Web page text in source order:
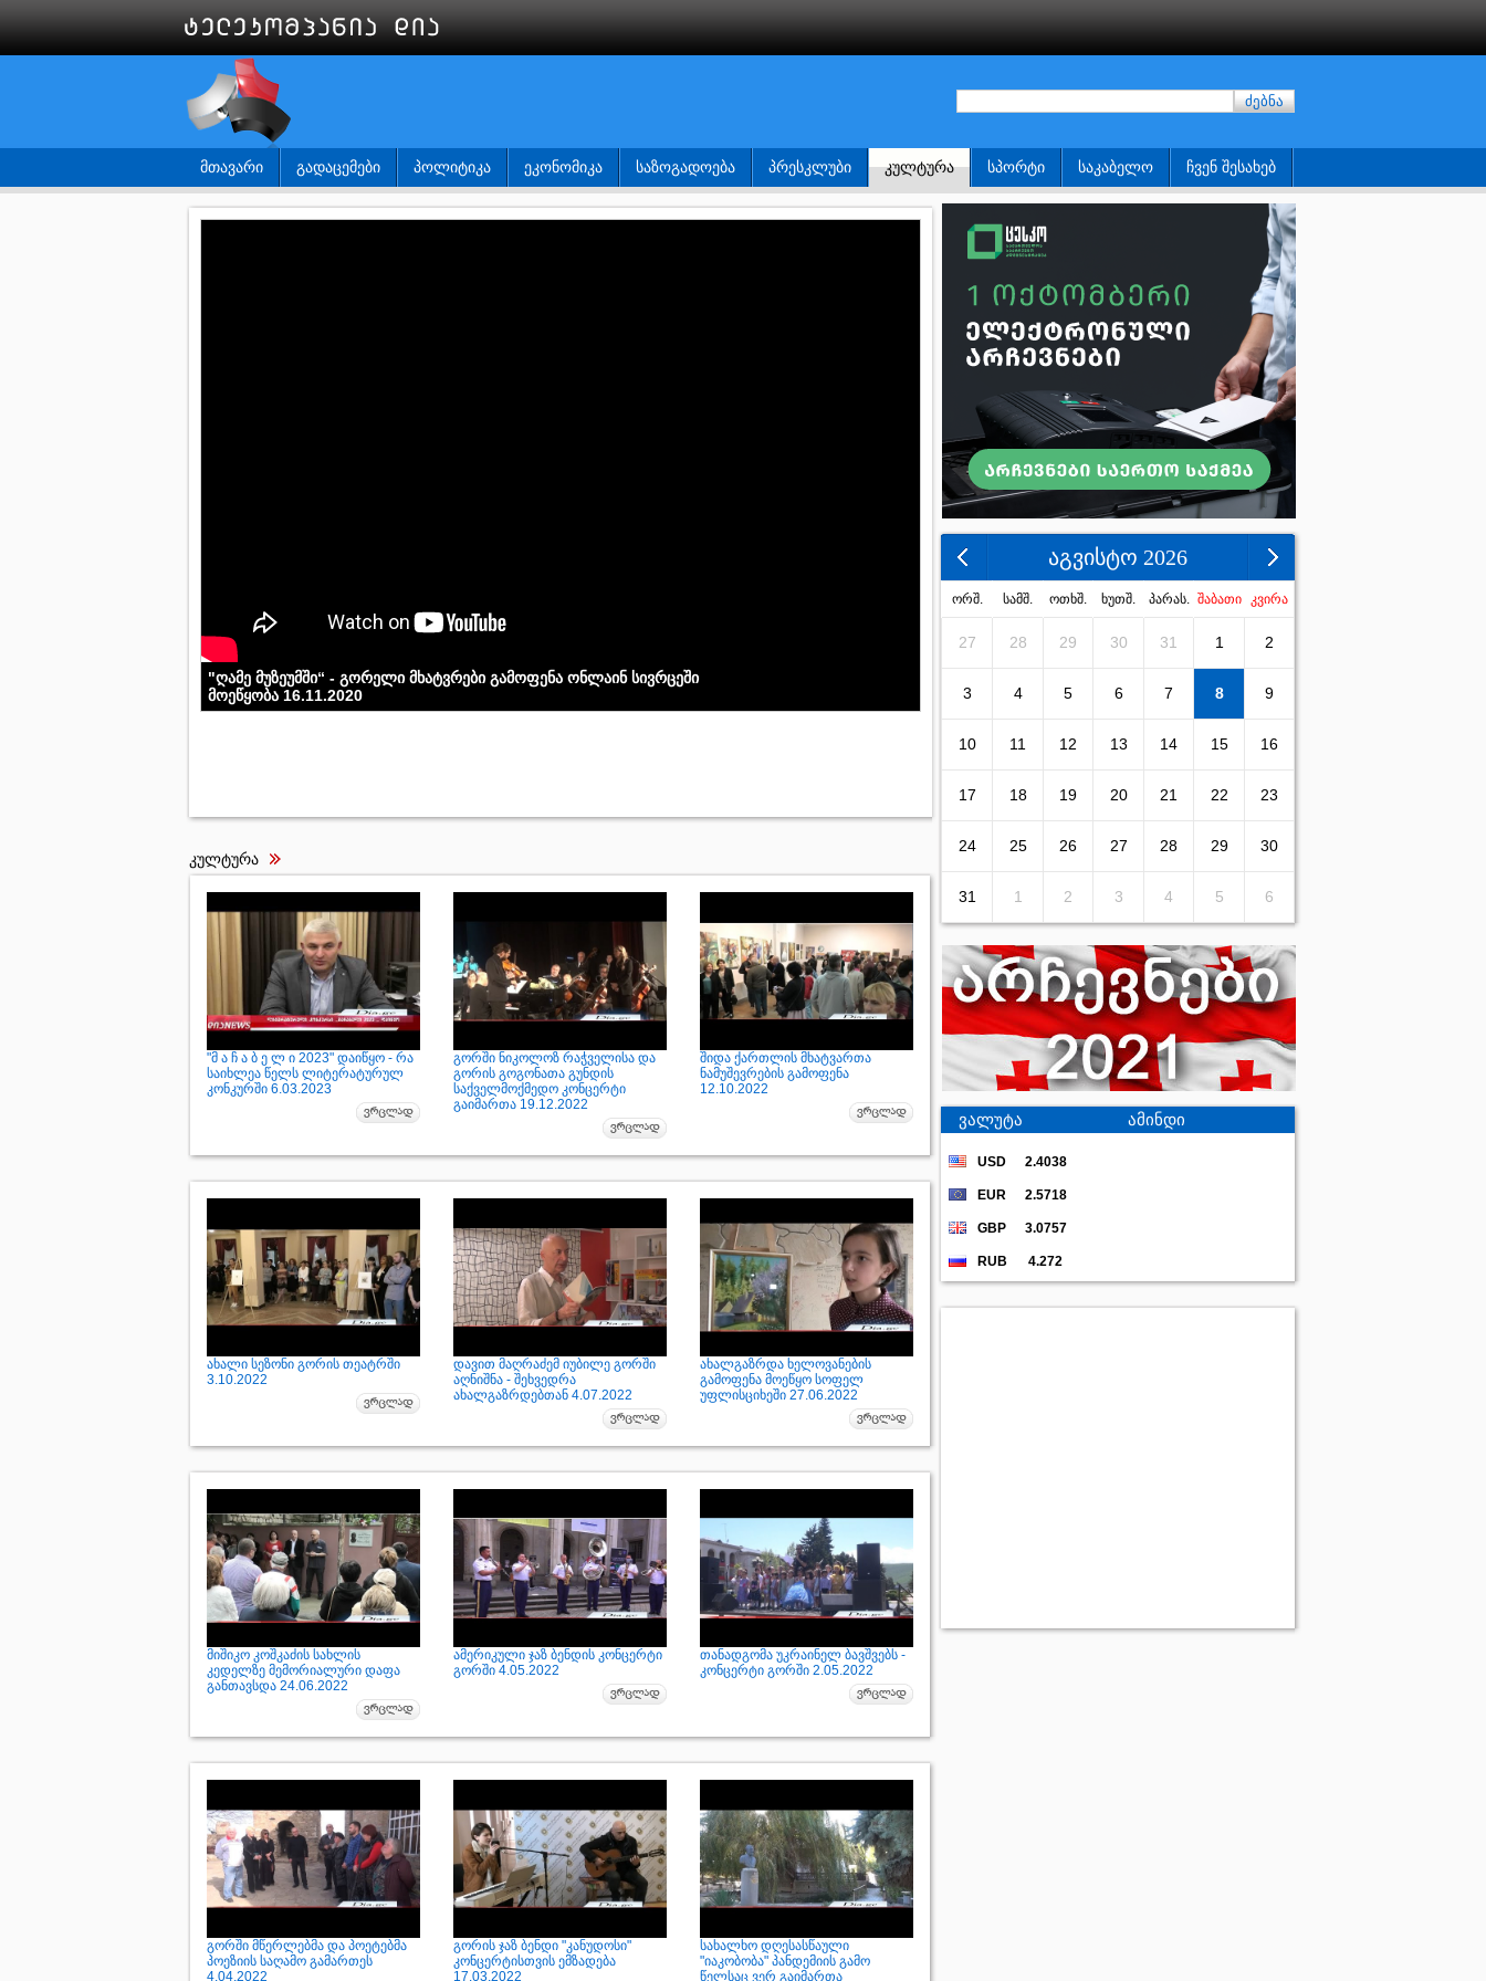
ძებნა
ᲛᲗᲐᲕᲐᲠᲘ ᲒᲐᲓᲐᲪᲔᲛᲔᲑᲘ ᲞᲝᲚᲘᲢᲘᲙᲐ ᲔᲙᲝᲜᲝᲛᲘᲙᲐ ᲡᲐᲖᲝᲒᲐᲓᲝᲔᲑᲐ ᲞᲠᲔᲡᲙᲚᲣᲑᲘ ᲙᲣᲚᲢᲣᲠᲐ ᲡᲞᲝᲠᲢᲘ ᲡᲐᲙᲐᲑᲔᲚᲝ ᲩᲕᲔᲜ ᲨᲔᲡᲐᲮᲔᲑ
"ღამე მუზეუმში“ - გორელი მხატვრები გამოფენა ონლაინ სივრცეში
მოეწყობა 16.11.2020
კულტურა
"მ ა ჩ ა ბ ე ლ ი 2023" დაიწყო - რა
საიხლეა წელს ლიტერატურულ
კონკურში 6.03.2023
გორში ნიკოლოზ რაჭველისა და
გორის გოგონათა გუნდის
საქველმოქმედო კონცერტი
გაიმართა 19.12.2022
შიდა ქართლის მხატვართა
ნამუშევრების გამოფენა
12.10.2022
ახალი სეზონი გორის თეატრში
3.10.2022
დავით მაღრაძემ იუბილე გორში
აღნიშნა - შეხვედრა
ახალგაზრდებთან 4.07.2022
ახალგაზრდა ხელოვანების
გამოფენა მოეწყო სოფელ
უფლისციხეში 27.06.2022
მიშიკო კოშკაძის სახლის
კედელზე მემორიალური დაფა
განთავსდა 24.06.2022
ამერიკული ჯაზ ბენდის კონცერტი
გორში 4.05.2022
თანადგომა უკრაინელ ბავშვებს -
კონცერტი გორში 2.05.2022
გორში მწერლებმა და პოეტებმა
პოეზიის საღამო გამართეს
4.04.2022
გორის ჯაზ ბენდი "კანუდოსი"
კონცერტისთვის ემზადება
17.03.2022
სახალხო დღესასწაული
"იაკობობა" პანდემიის გამო
წელსაც ვერ გაიმართა
აგვისტო 2026
ორშ. სამშ. ოთხშ. ხუთშ. პარას. შაბათი კვირა
27 28 29 30 31 1 2
3 4 5 6 7 8 9
10 11 12 13 14 15 16
17 18 19 20 21 22 23
24 25 26 27 28 29 30
31 1 2 3 4 5 6
ვალუტა ამინდი
USD 2.4038
EUR 2.5718
GBP 3.0757
RUB 4.272